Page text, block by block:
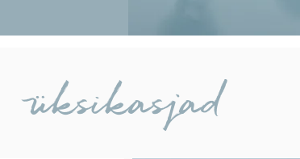
üksikasjad